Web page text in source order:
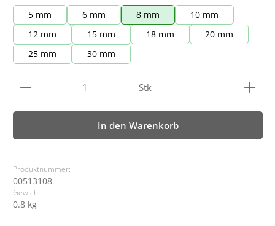
5 mm 6 mm 8 mm
10 mm
12 mm
15 mm 18 mm
20 mm
25 mm
30 mm
Produkt Anzahl: Gib den gewünschten Wert ein
Stk
In den Warenkorb
Produktnummer:
00513108
Gewicht:
0.8 kg